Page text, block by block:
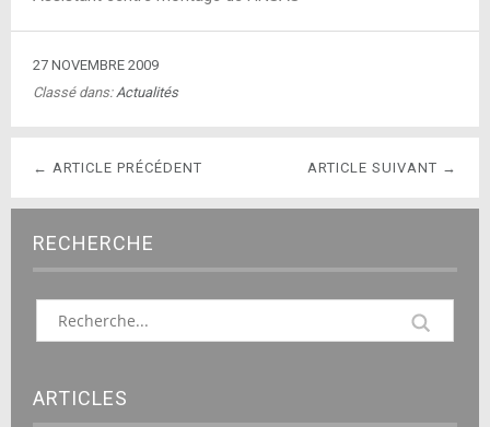
27 NOVEMBRE 2009
Classé dans:Actualités
ARTICLE SUIVANT →
← ARTICLE PRÉCÉDENT
RECHERCHE
ARTICLES